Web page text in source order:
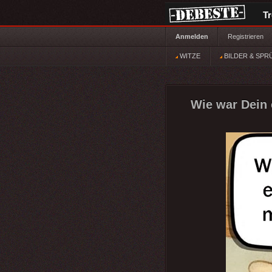
Anmelden Registrieren
WITZE BILDER &
Wie war